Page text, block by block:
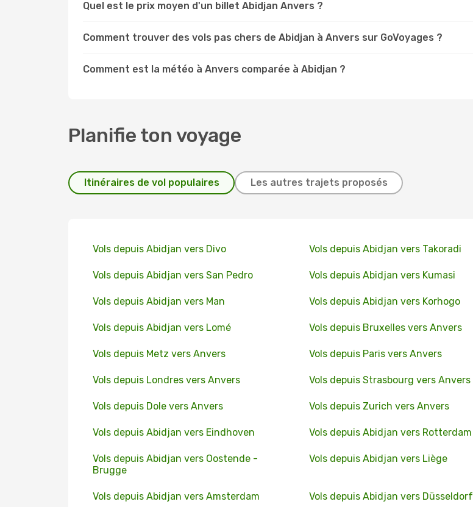
Quel est le prix moyen d'un billet Abidjan Anvers ?
Comment trouver des vols pas chers de Abidjan à Anvers sur GoVoyages ?
Comment est la météo à Anvers comparée à Abidjan ?
Planifie ton voyage
Itinéraires de vol populaires Les autres trajets proposés
Vols depuis Abidjan vers Divo Vols depuis Abidjan vers Takoradi
Vols depuis Abidjan vers San Pedro Vols depuis Abidjan vers Kumasi
Vols depuis Abidjan vers Man Vols depuis Abidjan vers Korhogo
Vols depuis Abidjan vers Lomé Vols depuis Bruxelles vers Anvers
Vols depuis Metz vers Anvers Vols depuis Paris vers Anvers
Vols depuis Londres vers Anvers Vols depuis Strasbourg vers Anvers
Vols depuis Dole vers Anvers Vols depuis Zurich vers Anvers
Vols depuis Abidjan vers Eindhoven Vols depuis Abidjan vers Rotterdam
Vols depuis Abidjan vers Oostende -
Brugge
Vols depuis Abidjan vers Liège
Vols depuis Abidjan vers Amsterdam Vols depuis Abidjan vers Düsseldorf